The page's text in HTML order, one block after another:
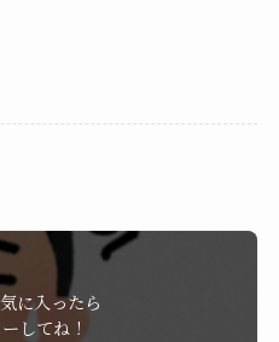
に入ったら
してね！